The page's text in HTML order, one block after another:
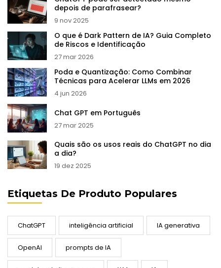
depois de parafrasear?
9 nov 2025
O que é Dark Pattern de IA? Guia Completo
de Riscos e Identificação
27 mar 2026
Poda e Quantização: Como Combinar
Técnicas para Acelerar LLMs em 2026
4 jun 2026
Chat GPT em Português
27 mar 2025
Quais são os usos reais do ChatGPT no dia
a dia?
19 dez 2025
Etiquetas De Produto Populares
ChatGPT inteligência artificial IA generativa
OpenAI prompts de IA